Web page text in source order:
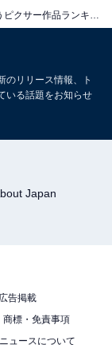
のリリース情報、ト
いる話題をお知らせ
Japan
広告掲載
商標・免責事項
ュースについて